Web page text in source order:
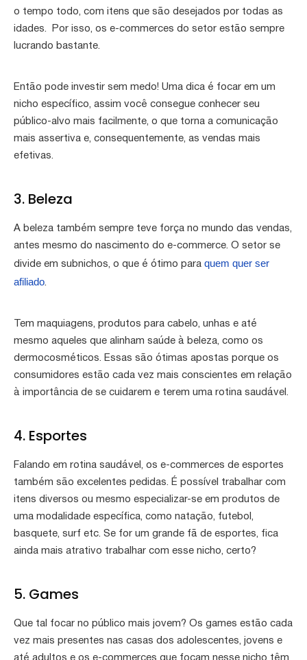
o tempo todo, com itens que são desejados por todas as
idades. Por isso, os e-commerces do setor estão sempre
lucrando bastante.
Então pode investir sem medo! Uma dica é focar em um
nicho específico, assim você consegue conhecer seu
público-alvo mais facilmente, o que torna a comunicação
mais assertiva e, consequentemente, as vendas mais
efetivas.
3. Beleza
A beleza também sempre teve força no mundo das vendas,
antes mesmo do nascimento do e-commerce. O setor se
divide em subnichos, o que é ótimo para quem quer ser
afiliado.
Tem maquiagens, produtos para cabelo, unhas e até
mesmo aqueles que alinham saúde à beleza, como os
dermocosméticos. Essas são ótimas apostas porque os
consumidores estão cada vez mais conscientes em relação
à importância de se cuidarem e terem uma rotina saudável.
4. Esportes
Falando em rotina saudável, os e-commerces de esportes
também são excelentes pedidas. É possível trabalhar com
itens diversos ou mesmo especializar-se em produtos de
uma modalidade específica, como natação, futebol,
basquete, surf etc. Se for um grande fã de esportes, fica
ainda mais atrativo trabalhar com esse nicho, certo?
5. Games
Que tal focar no público mais jovem? Os games estão cada
vez mais presentes nas casas dos adolescentes, jovens e
até adultos e os e-commerces que focam nesse nicho têm